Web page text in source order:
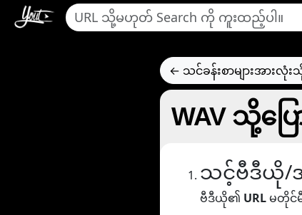
← သင်ခန်းစာများအားလုံး
WAV သို့ပ
သင့်ဗီဒီယို/
ဗီဒီယို၏ URL မတိုင်